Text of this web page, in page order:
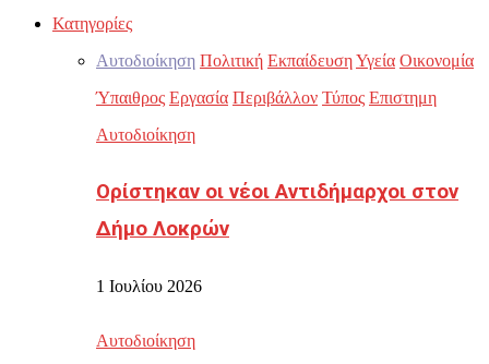
Κατηγορίες
Αυτοδιοίκηση Πολιτική ΕκπαίδευσηΥγεία Οικονομία
Ύπαιθρος Εργασία Περιβάλλον Τύπος Επιστημη
Αυτοδιοίκηση
Ορίστηκαν οι νέοι Αντιδήμαρχοι στον
Δήμο Λοκρών
1 Ιουλίου 2026
Αυτοδιοίκηση